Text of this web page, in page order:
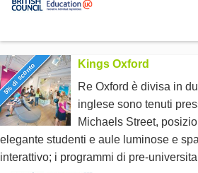
5% di sconto
Kings Oxford
Re Oxford è divisa in
inglese sono tenuti
Michaels Street,
elegante studenti e aule luminose e
interattivo; i programmi di pre-